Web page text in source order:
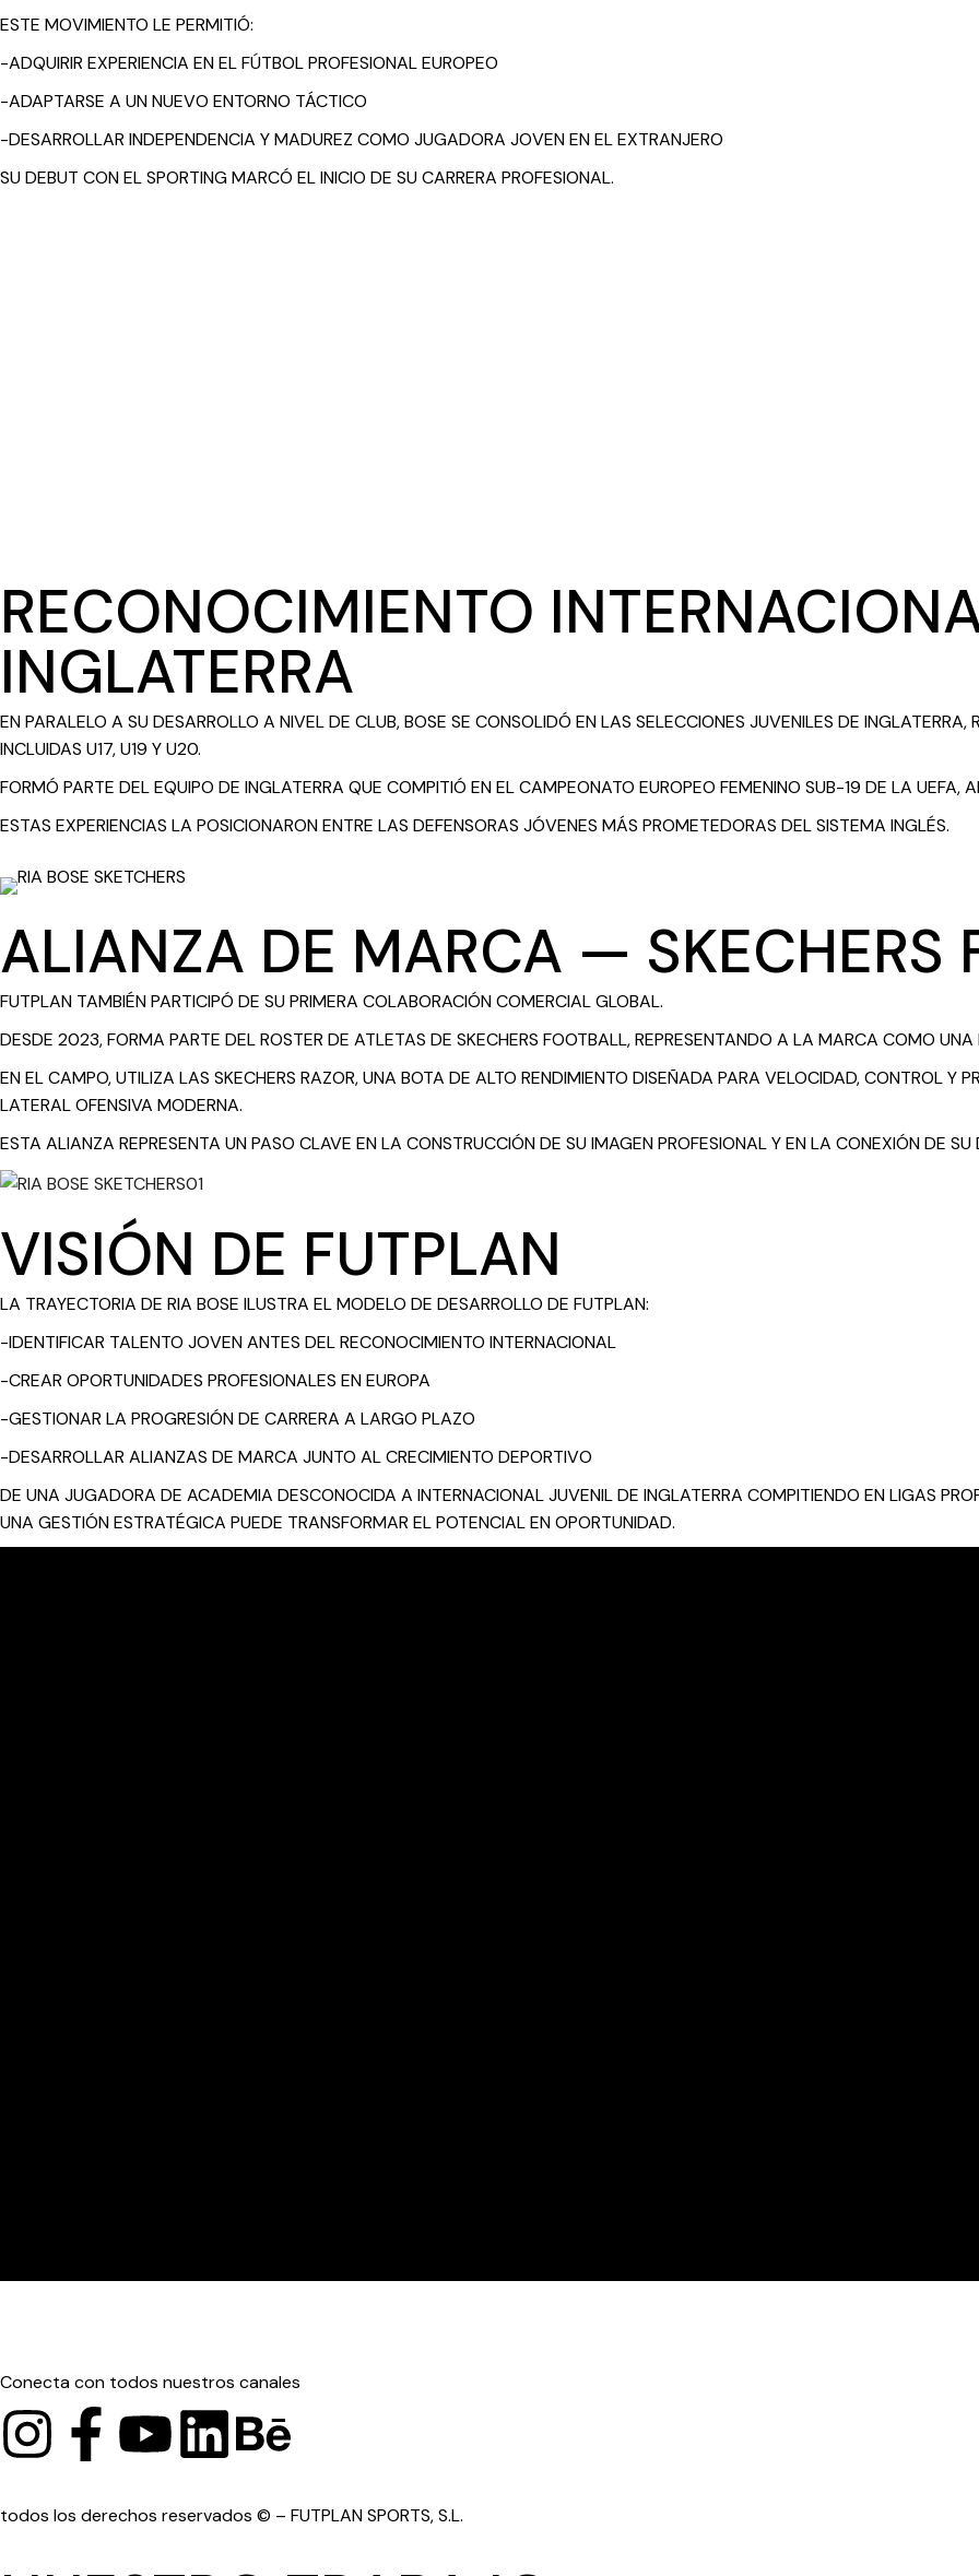
ESTE MOVIMIENTO LE PERMITIÓ:
-ADQUIRIR EXPERIENCIA EN EL FÚTBOL PROFESIONAL EUROPEO
-ADAPTARSE A UN NUEVO ENTORNO TÁCTICO
-DESARROLLAR INDEPENDENCIA Y MADUREZ COMO JUGADORA JOVEN EN EL EXTRANJERO
SU DEBUT CON EL SPORTING MARCÓ EL INICIO DE SU CARRERA PROFESIONAL.
RECONOCIMIENTO
INGLATERRA
EN PARALELO A SU DESARROLLO A NIVEL DE CLUB, BOSE SE CONSOLIDÓ EN LAS SELECCIONES JUVENILES DE INGLATERRA,
INCLUIDAS U17, U19 Y U20.
FORMÓ PARTE DEL EQUIPO DE INGLATERRA QUE COMPITIÓ EN EL CAMPEONATO EUROPEO FEMENINO SUB-19 DE LA UEFA,
ESTAS EXPERIENCIAS LA POSICIONARON ENTRE LAS DEFENSORAS JÓVENES MÁS PROMETEDORAS DEL SISTEMA INGLÉS.
ALIANZA DE MARCA — SKECHERS
FUTPLAN TAMBIÉN PARTICIPÓ DE SU PRIMERA COLABORACIÓN COMERCIAL GLOBAL.
DESDE 2023, FORMA PARTE DEL ROSTER DE ATLETAS DE SKECHERS FOOTBALL, REPRESENTANDO A LA MARCA COMO
EN EL CAMPO, UTILIZA LAS SKECHERS RAZOR, UNA BOTA DE ALTO RENDIMIENTO DISEÑADA PARA VELOCIDAD, CONTROL Y
LATERAL OFENSIVA MODERNA.
ESTA ALIANZA REPRESENTA UN PASO CLAVE EN LA CONSTRUCCIÓN DE SU IMAGEN PROFESIONAL Y EN LA CONEXIÓN DE
VISIÓN DE FUTPLAN
LA TRAYECTORIA DE RIA BOSE ILUSTRA EL MODELO DE DESARROLLO DE FUTPLAN:
-IDENTIFICAR TALENTO JOVEN ANTES DEL RECONOCIMIENTO INTERNACIONAL
-CREAR OPORTUNIDADES PROFESIONALES EN EUROPA
-GESTIONAR LA PROGRESIÓN DE CARRERA A LARGO PLAZO
-DESARROLLAR ALIANZAS DE MARCA JUNTO AL CRECIMIENTO DEPORTIVO
DE UNA JUGADORA DE ACADEMIA DESCONOCIDA A INTERNACIONAL JUVENIL DE INGLATERRA COMPITIENDO EN LIGAS
UNA GESTIÓN ESTRATÉGICA PUEDE TRANSFORMAR EL POTENCIAL EN OPORTUNIDAD.
Conecta con todos nuestros canales
todos los derechos reservados © – FUTPLAN SPORTS, S.L.